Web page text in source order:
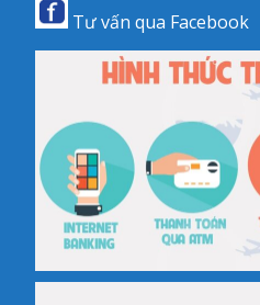
Tư vấn qua Facebook